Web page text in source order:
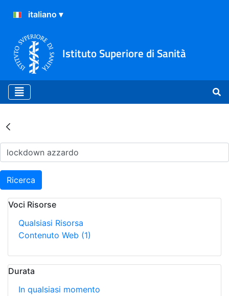
Istituto Superiore di Sanità
Risultati della Ricerca -
Ricerca
Voci Risorse
Qualsiasi Risorsa
Contenuto Web (1)
Durata
In qualsiasi momento